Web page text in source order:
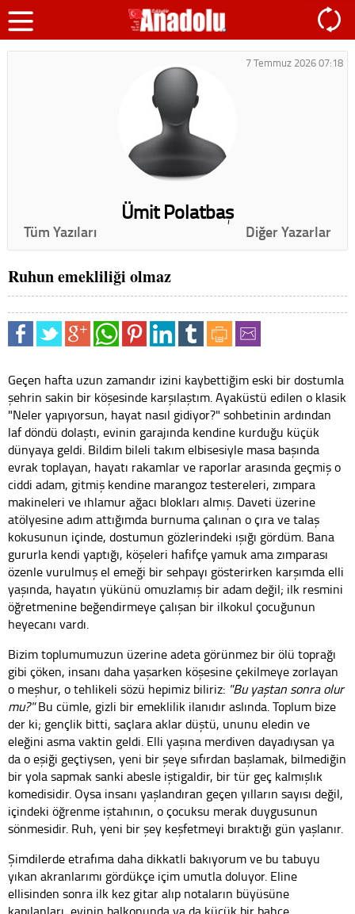
7 Temmuz 2026 07:18
Ümit Polatbaş
Tüm Yazıları Diğer Yazarlar
Ruhun emekliliği olmaz
Geçen hafta uzun zamandır izini kaybettiğim eski bir dostumla
şehrin sakin bir köşesinde karşılaştım. Ayaküstü edilen o klasik
"Neler yapıyorsun, hayat nasıl gidiyor?" sohbetinin ardından
laf döndü dolaştı, evinin garajında kendine kurduğu küçük
dünyaya geldi. Bildim bileli takım elbisesiyle masa başında
evrak toplayan, hayatı rakamlar ve raporlar arasında geçmiş o
ciddi adam, gitmiş kendine marangoz testereleri, zımpara
makineleri ve ıhlamur ağacı blokları almış. Daveti üzerine
atölyesine adım attığımda burnuma çalınan o çıra ve talaş
kokusunun içinde, dostumun gözlerindeki ışığı gördüm. Bana
gururla kendi yaptığı, köşeleri hafifçe yamuk ama zımparası
özenle vurulmuş el emeği bir sehpayı gösterirken karşımda elli
yaşında, hayatın yükünü omuzlamış bir adam değil; ilk resmini
öğretmenine beğendirmeye çalışan bir ilkokul çocuğunun
heyecanı vardı.
Bizim toplumumuzun üzerine adeta görünmez bir ölü toprağı
gibi çöken, insanı daha yaşarken köşesine çekilmeye zorlayan
o meşhur, o tehlikeli sözü hepimiz biliriz: "Bu yaştan sonra olur
mu?"Bu cümle, gizli bir emeklilik ilanıdır aslında. Toplum bize
der ki; gençlik bitti, saçlara aklar düştü, ununu eledin ve
eleğini asma vaktin geldi. Elli yaşına merdiven dayadıysan ya
da o eşiği geçtiysen, yeni bir şeye sıfırdan başlamak, bilmediğin
bir yola sapmak sanki abesle iştigaldir, bir tür geç kalmışlık
komedisidir. Oysa insanı yaşlandıran geçen yılların sayısı değil,
içindeki öğrenme iştahının, o çocuksu merak duygusunun
sönmesidir. Ruh, yeni bir şey keşfetmeyi bıraktığı gün yaşlanır.
Şimdilerde etrafıma daha dikkatli bakıyorum ve bu tabuyu
yıkan akranlarımı gördükçe içim umutla doluyor. Eline
ellisinden sonra ilk kez gitar alıp notaların büyüsüne